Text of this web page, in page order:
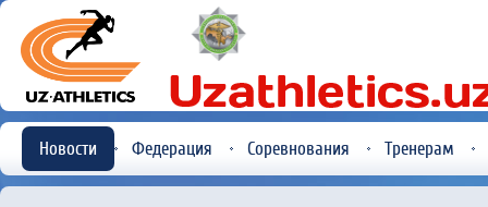
Новости Федерация Соревнования Тренерам